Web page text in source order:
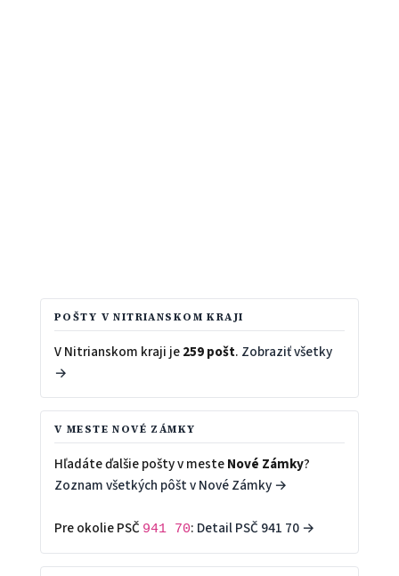
POŠTY V NITRIANSKOM KRAJI
V Nitrianskom kraji je259 pošt. Zobraziť všetky
→
V MESTE NOVÉ ZÁMKY
Hľadáte ďalšie pošty v mesteNové Zámky?
Zoznam všetkých pôšt v Nové Zámky →
Pre okolie PSČ 941 70: Detail PSČ 941 70 →